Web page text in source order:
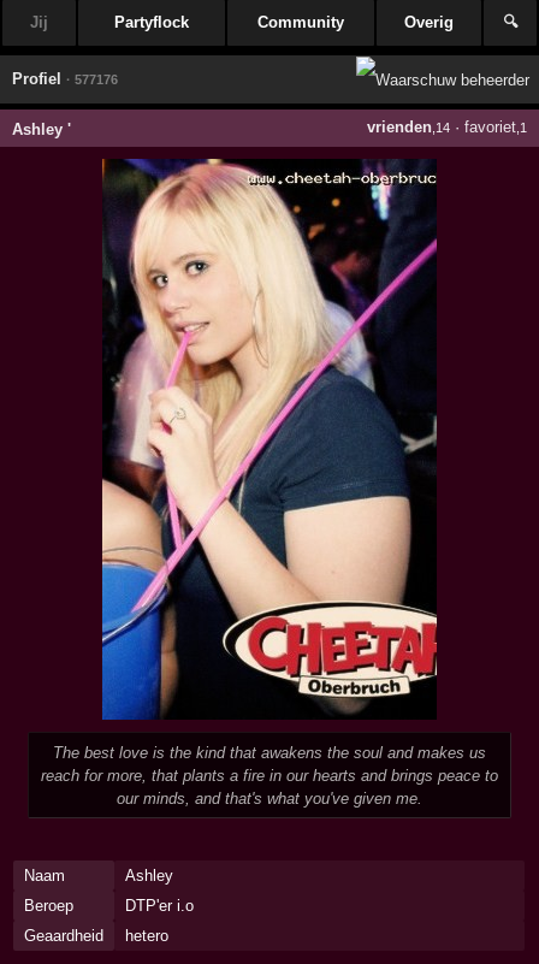
Jij Partyflock Community Overig 🔍
Profiel · 577176
Ashley ' vrienden,14· favoriet,1
The best love is the kind that awakens the soul and makes us
reach for more, that plants a fire in our hearts and brings peace to
our minds, and that's what you've given me.
Naam
Ashley
Beroep
DTP'er i.o
Geaardheid
hetero